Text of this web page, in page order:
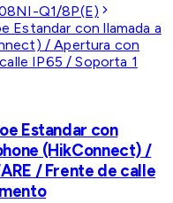
Q1/8P(E)
Estandar con
(HikConnect) /
/ Frente de calle